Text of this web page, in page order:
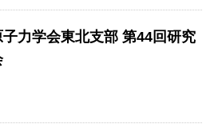
子力学会東北支部 第44回研究